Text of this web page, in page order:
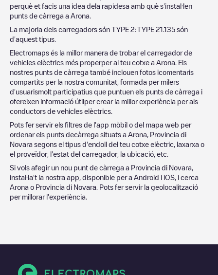
perquè et facis una idea dela rapidesa amb què s'instal·len
punts de càrrega a Arona
La majoria dels carregadors són TYPE 2:TYPE 21.135 són
d'aquest tipus.
Electromaps és la millor manera de trobar el carregador de
vehicles elèctrics més properper al teu cotxe a Arona . Els
nostres punts de càrrega també inclouen fotos icomentaris
compartits per la nostra comunitat, formada per milers
d'usuarismolt participatius que puntuen els punts de càrrega i
ofereixen informació útilper crear la millor experiència per als
conductors de vehicles elèctrics.
Pots fer servir els filtres de l'app mòbil o del mapa web per
ordenar els punts decàrrega situats a Arona Provincia di
Novara segons el tipus d'endoll del teu cotxe elèctric, laxarxa o
el proveïdor, l'estat del carregador, la ubicació, etc.
Si vols afegir un nou punt de càrrega a Provincia di Novara
instal·la't la nostra app, disponible per a Android i iOS, i cerca
Arona o Provincia di Novara . Pots fer servir la geolocalització
per millorar l'experiència.